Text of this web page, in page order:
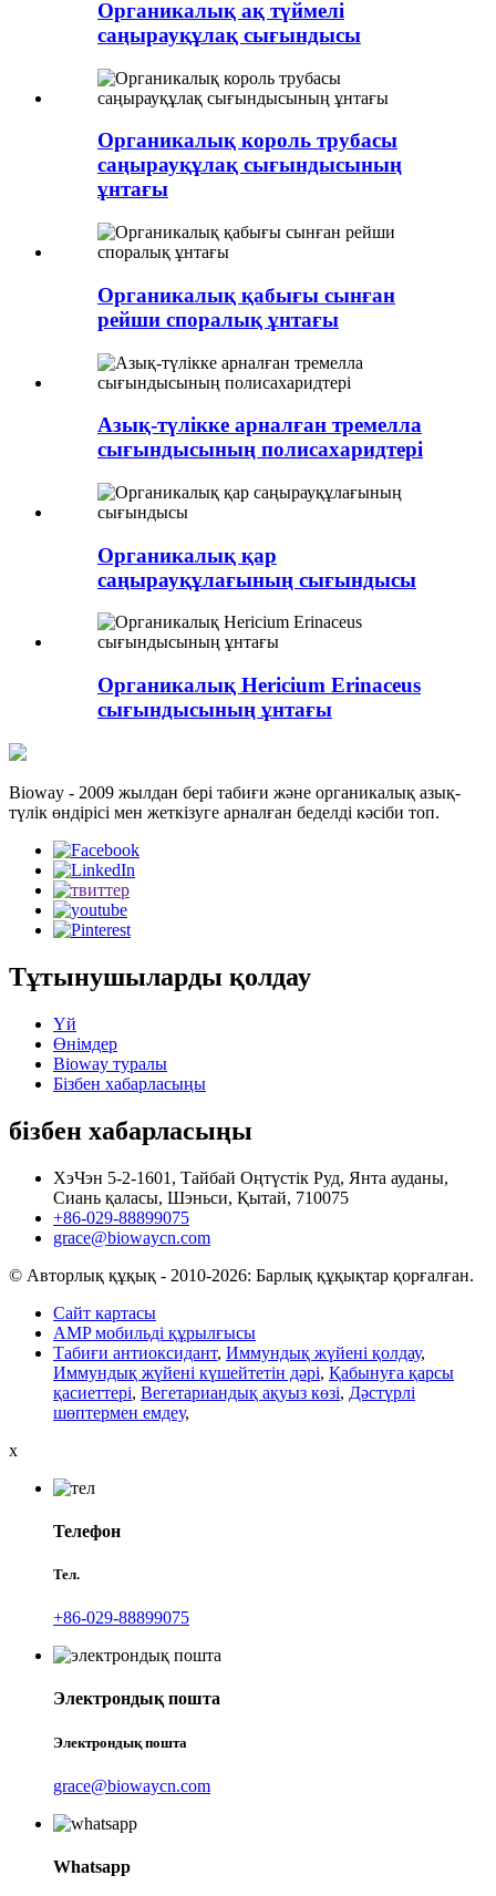
Органикалық ақ түймелі
саңырауқұлақ сығындысы
Органикалық король трубасы
саңырауқұлақ сығындысының
ұнтағы
Органикалық қабығы сынған
рейши споралық ұнтағы
Азық-түлікке арналған тремелла
сығындысының полисахаридтері
Органикалық қар
саңырауқұлағының сығындысы
Органикалық Hericium Erinaceus
сығындысының ұнтағы
Bioway - 2009 жылдан бері табиғи және органикалық азық-
түлік өндірісі мен жеткізуге арналған беделді кәсіби топ.
Тұтынушыларды қолдау
Үй
Өнімдер
Bioway туралы
Бізбен хабарласыңы
бізбен хабарласыңы
ХэЧэн 5-2-1601, Тайбай Оңтүстік Руд, Янта ауданы,
Сиань қаласы, Шэньси, Қытай, 710075
+86-029-88899075
grace@biowaycn.com
© Авторлық құқық - 2010-2026: Барлық құқықтар қорғалған.
Сайт картасы
AMP мобильді құрылғысы
Табиғи антиоксидант, Иммундық жүйені қолдау,
Иммундық жүйені күшейтетін дәрі, Қабынуға қарсы
қасиеттері, Вегетариандық ақуыз көзі, Дәстүрлі
шөптермен емдеу,
x
Телефон
Тел.
+86-029-88899075
Электрондық пошта
Электрондық пошта
grace@biowaycn.com
Whatsapp